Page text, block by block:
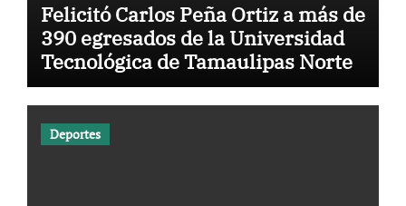
Felicitó Carlos Peña Ortiz a más de
390 egresados de la Universidad
Tecnológica de Tamaulipas Norte
Deportes